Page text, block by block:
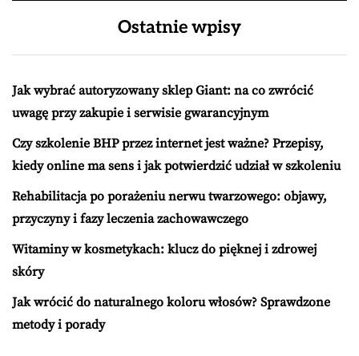
Ostatnie wpisy
Jak wybrać autoryzowany sklep Giant: na co zwrócić
uwagę przy zakupie i serwisie gwarancyjnym
Czy szkolenie BHP przez internet jest ważne? Przepisy,
kiedy online ma sens i jak potwierdzić udział w szkoleniu
Rehabilitacja po porażeniu nerwu twarzowego: objawy,
przyczyny i fazy leczenia zachowawczego
Witaminy w kosmetykach: klucz do pięknej i zdrowej
skóry
Jak wrócić do naturalnego koloru włosów? Sprawdzone
metody i porady